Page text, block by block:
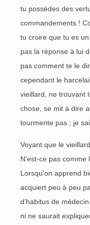
tu possèdes des
commandements !
tu croire que tu es
pas la réponse à lui
pas comment te le
cependant le
vieillard, ne trouvant
chose, se mit à dire
tourmente pas ; je
Voyant que le
N'est-ce pas comme
Lorsqu'on apprend
acquiert peu à peu
d'habitus de
ni ne saurait